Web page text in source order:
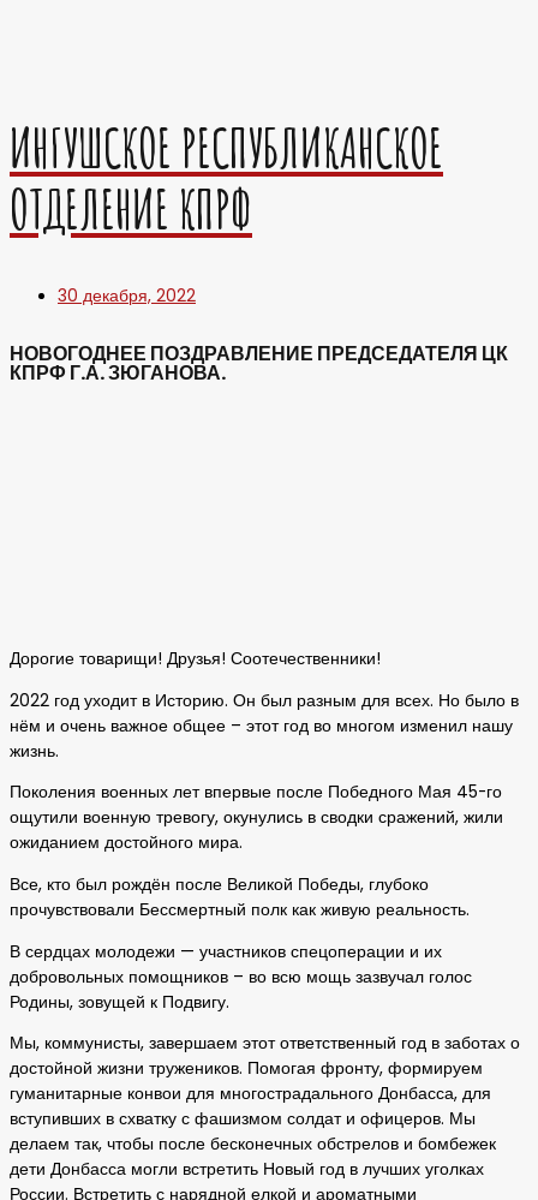
ИНГУШСКОЕ РЕСПУБЛИКАНСКОЕ
ОТДЕЛЕНИЕ КПРФ
30 декабря, 2022
НОВОГОДНЕЕ ПОЗДРАВЛЕНИЕ ПРЕДСЕДАТЕЛЯ ЦК
КПРФ Г.А. ЗЮГАНОВА.
Дорогие товарищи! Друзья! Соотечественники!
2022 год уходит в Историю. Он был разным для всех. Но было в
нём и очень важное общее – этот год во многом изменил нашу
жизнь.
Поколения военных лет впервые после Победного Мая 45-го
ощутили военную тревогу, окунулись в сводки сражений, жили
ожиданием достойного мира.
Все, кто был рождён после Великой Победы, глубоко
прочувствовали Бессмертный полк как живую реальность.
В сердцах молодежи — участников спецоперации и их
добровольных помощников – во всю мощь зазвучал голос
Родины, зовущей к Подвигу.
Мы, коммунисты, завершаем этот ответственный год в заботах о
достойной жизни тружеников. Помогая фронту, формируем
гуманитарные конвои для многострадального Донбасса, для
вступивших в схватку с фашизмом солдат и офицеров. Мы
делаем так, чтобы после бесконечных обстрелов и бомбежек
дети Донбасса могли встретить Новый год в лучших уголках
России. Встретить с нарядной елкой и ароматными